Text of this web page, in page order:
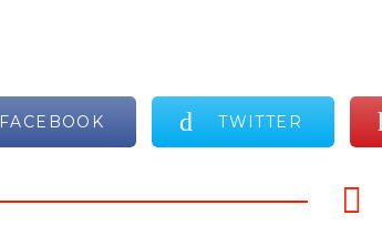
FACEBOOK TWITTER